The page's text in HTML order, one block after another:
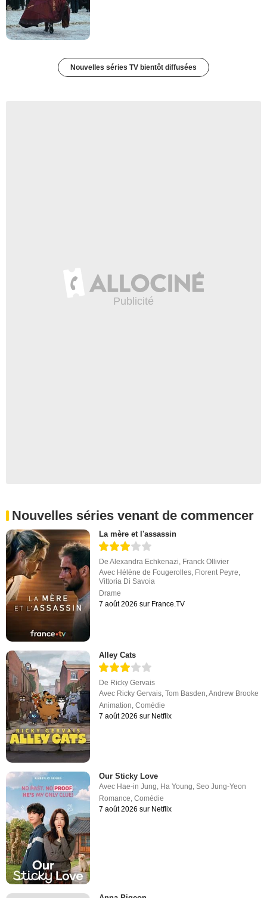
Nouvelles séries TV bientôt diffusées
Nouvelles séries venant de commencer
La mère et l'assassin
DeAlexandra Echkenazi Franck Ollivier
Avec Hélène de Fougerolles Florent Peyre
Vittoria Di Savoia
Drame
7 août 2026 sur France.TV
Alley Cats
De Ricky Gervais
Avec Ricky Gervais,Tom Basden,Andrew Brooke
Animation,Comédie
7 août 2026 sur Netflix
Our Sticky Love
Avec Hae-in Jung, Ha Young,Seo Jung-Yeon
Romance,Comédie
7 août 2026 sur Netflix